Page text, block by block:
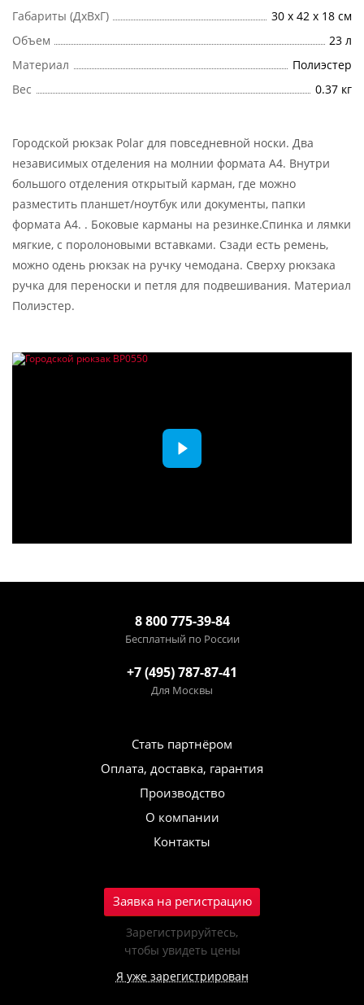
Габариты (ДхВхГ)
30 х 42 х 18 см
Объем
23 л
Материал
Полиэстер
Вес
0.37 кг
Городской рюкзак Polar для повседневной носки. Два
независимых отделения на молнии формата А4. Внутри
большого отделения открытый карман, где можно
разместить планшет/ноутбук или документы, папки
формата А4. . Боковые карманы на резинке.Спинка и лямки
мягкие, с поролоновыми вставками. Сзади есть ремень,
можно одень рюкзак на ручку чемодана. Сверху рюкзака
ручка для переноски и петля для подвешивания. Материал
Полиэстер.
8 800 775-39-84
Бесплатный по России
+7 (495) 787-87-41
Для Москвы
Стать партнёром
Оплата, доставка, гарантия
Производство
О компании
Контакты
Заявка на регистрацию
Зарегистрируйтесь,
чтобы увидеть цены
Я уже зарегистрирован